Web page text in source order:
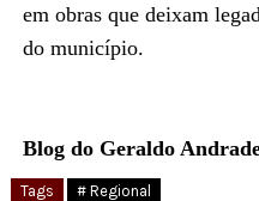
em obras que deixam
do município.
Blog do Geraldo
Tags # Regional